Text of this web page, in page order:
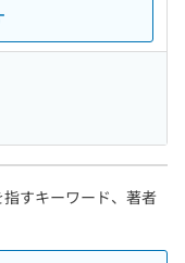
すキーワード、著者